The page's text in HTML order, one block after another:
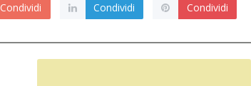
Condividi Condividi Condividi